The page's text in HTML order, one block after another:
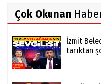
Çok Okunan
İzmit
tanıktan